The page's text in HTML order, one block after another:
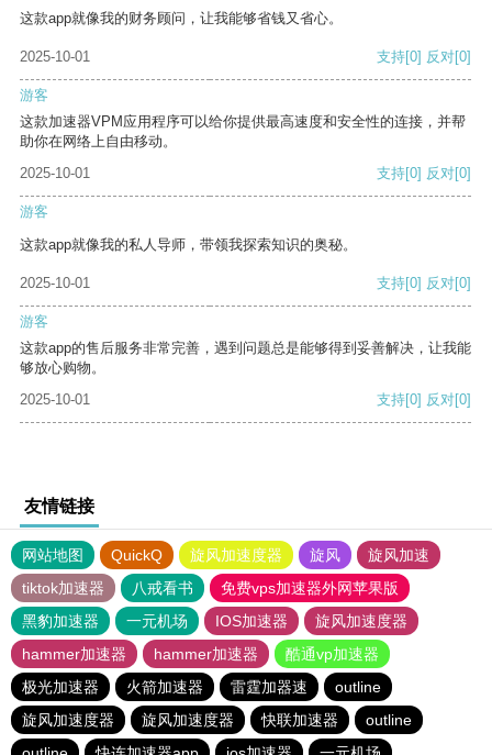
这款app就像我的财务顾问，让我能够省钱又省心。
2025-10-01 支持[0] 反对[0]
游客
这款加速器VPM应用程序可以给你提供最高速度和安全性的连接，并帮
助你在网络上自由移动。
2025-10-01
支持[0] 反对[0]
游客
这款app就像我的私人导师，带领我探索知识的奥秘。
2025-10-01 支持[0] 反对[0]
游客
这款app的售后服务非常完善，遇到问题总是能够得到妥善解决，让我能
够放心购物。
2025-10-01
支持[0] 反对[0]
友情链接
网站地图 QuickQ 旋风加速度器 旋风
旋风加速
tiktok加速器
八戒看书
免费vps加速器外网苹果版
黑豹加速器
一元机场 IOS加速器
旋风加速度器
hammer加速器
hammer加速器
酷通vp加速器
极光加速器
火箭加速器 雷霆加器速
outline
旋风加速度器
旋风加速度器 快联加速器
outline